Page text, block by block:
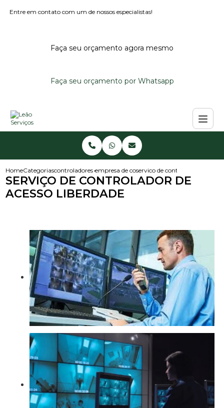
Entre em contato com um de nossos especialistas!
Faça seu orçamento agora mesmo
Faça seu orçamento por Whatsapp
HomeCategoriascontroladores de acessoempresa de controlador de acesso
servico de controlador de
SERVIÇO DE CONTROLADOR DE
ACESSO LIBERDADE